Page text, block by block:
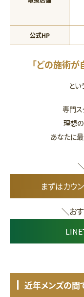
公式HP
「どの施術
とい
専門ス
理想の
あなたに最
まずはカウ
＼お
近年メンズの間